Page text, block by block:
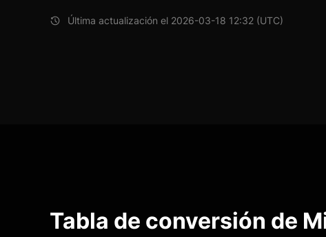
Última actualización el 2026-03-18 12:32 (UTC)
Tabla de conversión de